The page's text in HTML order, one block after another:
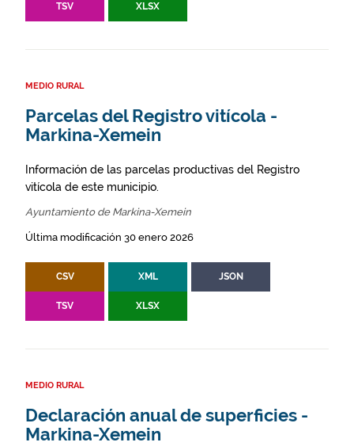
TSV XLSX
MEDIO RURAL
Parcelas del Registro vitícola -
Markina-Xemein
Información de las parcelas productivas del Registro
vitícola de este municipio.
Ayuntamiento de Markina-Xemein
Última modificación 30 enero 2026
CSV XML JSON
TSV XLSX
MEDIO RURAL
Declaración anual de superficies -
Markina-Xemein